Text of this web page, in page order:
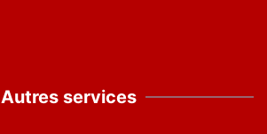
Autres services